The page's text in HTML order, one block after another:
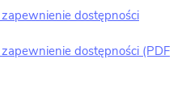
dostępności
dostępności (PDF